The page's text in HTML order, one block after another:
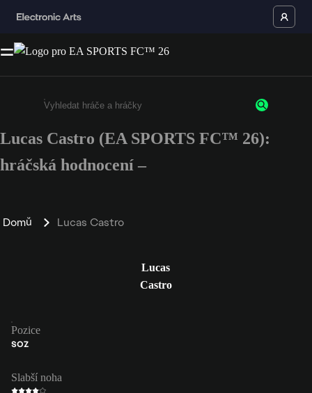
Enter a minimum of 3 characters or numbers
Lucas Castro (EA SPORTS FC™ 26):
hráčská hodnocení –
Domů Lucas Castro
Lucas
Castro
Pozice
SOZ
Slabší noha